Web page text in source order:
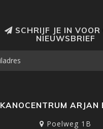
SCHRIJF JE IN VOOR
NIEUWSBRIEF
KANOCENTRUM ARJAN
Poelweg 1B